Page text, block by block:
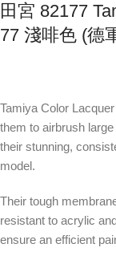
田宮 82177
77 淺啡色 (德
Tamiya Color
them to airbrush
their stunning,
model.
Their tough
resistant to acrylic
ensure an efficient